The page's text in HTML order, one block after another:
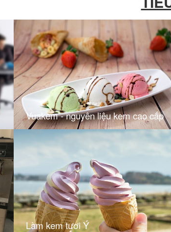
Vuakem - nguyên liệu kem cao cấp
Làm kem tươi Ý